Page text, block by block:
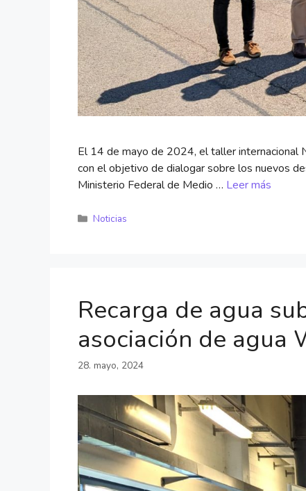
El 14 de mayo de 2024, el taller internacional
con el objetivo de dialogar sobre los nuevos
Ministerio Federal de Medio … Leer más
Noticias
Recarga de agua
asociación de agua
28. mayo, 2024